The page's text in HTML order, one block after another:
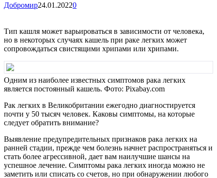
Добромир24.01.20220
Тип кашля может варьироваться в зависимости от человека,
но в некоторых случаях кашель при раке легких может
сопровождаться свистящими хрипами или хрипами.
Одним из наиболее известных симптомов рака легких
является постоянный кашель. Фото: Pixabay.com
Рак легких в Великобритании ежегодно диагностируется
почти у 50 тысяч человек. Каковы симптомы, на которые
следует обратить внимание?
Выявление предупредительных признаков рака легких на
ранней стадии, прежде чем болезнь начнет распространяться и
стать более агрессивной, дает вам наилучшие шансы на
успешное лечение. Симптомы рака легких иногда можно не
заметить или списать со счетов, но при обнаружении любого